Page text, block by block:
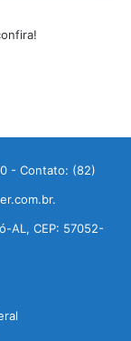
- Contato: (82)
AL, CEP: 57052-